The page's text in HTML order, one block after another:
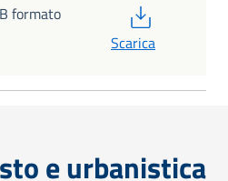
formato
Scarica
e urbanistica